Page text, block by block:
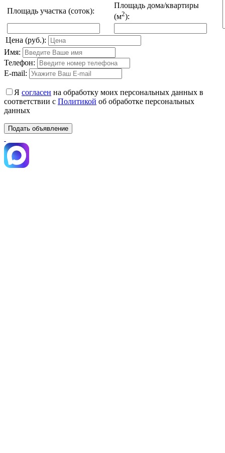
Площадь участка (соток):
Площадь дома/квартиры
(м2):
Цена (руб.):
Имя:
Телефон:
E-mail:
Я согласен на обработку моих персональных данных в
соответствии с Политикой об обработке персональных
данных